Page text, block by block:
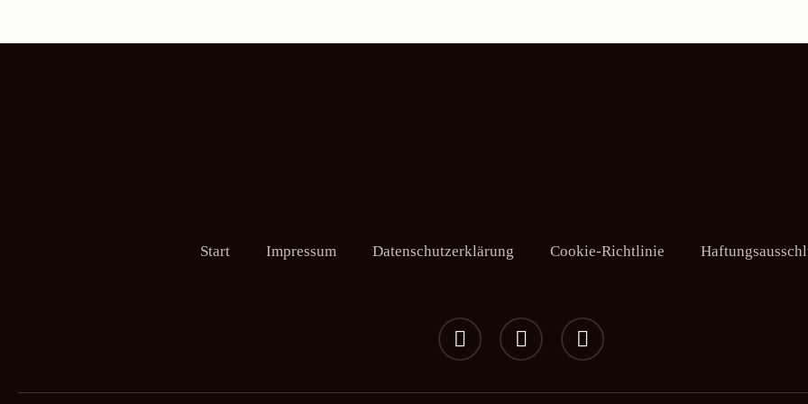
Start Impressum Datenschutzerklärung Cookie-Richtlinie